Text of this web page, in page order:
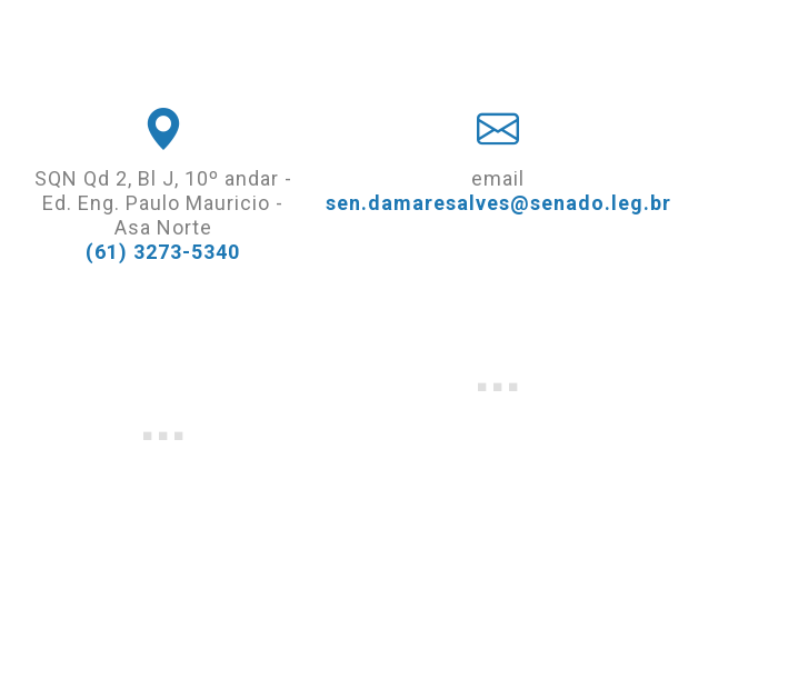
SQN Qd 2, Bl J, 10º andar -
Ed. Eng. Paulo Mauricio -
Asa Norte
(61) 3273-5340
email
sen.damaresalves@senado.leg.br